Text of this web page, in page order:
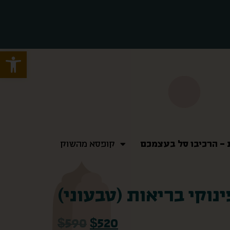
Open toolbar
קופסא מהשוק – הרכיבו סל בעצמכם קופסא מהשוק – הרכיבו סל בעצמכם
בריאות (טבעוני)
590 $520